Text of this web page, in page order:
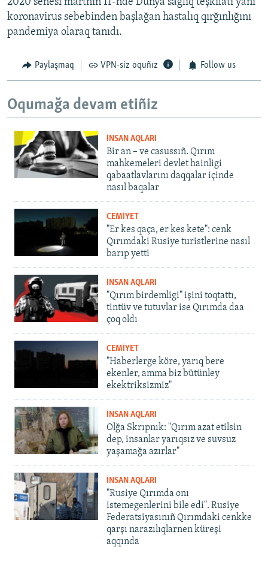
2020 senesi martnıñ 11-nde Dünya sağlıq teşkilâtı yañı
koronavirus sebebinden başlağan hastalıq qırğınlığını
pandemiya olaraq tanıdı.
Paylaşmaq VPN-siz oquñız Follow us
Oqumağa devam etiñiz
İNSAN AQLARI
Bir an – ve casussıñ. Qırım
mahkemeleri devlet hainligi
qabaatlavlarını daqqalar içinde
nasıl baqalar
CEMİYET
"Er kes qaça, er kes kete": cenk
Qırımdaki Rusiye turistlerine nasıl
barıp yetti
İNSAN AQLARI
"Qırım birdemligi" işini toqtattı,
tintüv ve tutuvlar ise Qırımda daa
çoq oldı
CEMİYET
"Haberlerge köre, yarıq bere
ekenler, amma biz bütünley
ekektriksizmiz"
İNSAN AQLARI
Olğa Skrıpnık: "Qırım azat etilsin
dep, insanlar yarıqsız ve suvsuz
yaşamağa azırlar"
İNSAN AQLARI
"Rusiye Qırımda onı
istemegenlerini bile edi". Rusiye
Federatsiyasınıñ Qırımdaki cenkke
qarşı narazılıqlarnen küreşi
aqqında